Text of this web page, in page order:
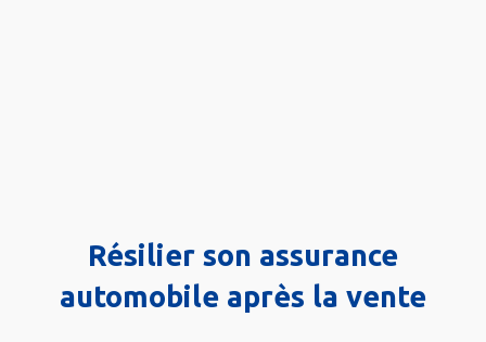
Résilier son assurance
automobile après la vente